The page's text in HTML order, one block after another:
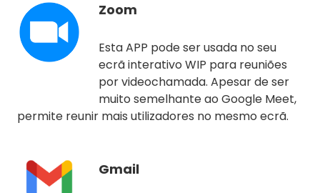
Zoom
Esta APP pode ser usada no seu
ecrã interativo WIP para reuniões
por videochamada. Apesar de ser
muito semelhante ao Google Meet,
permite reunir mais utilizadores no mesmo ecrã.
Gmail